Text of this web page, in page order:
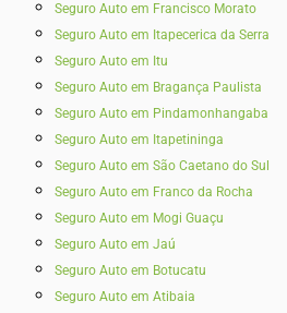
Seguro Auto em Francisco Morato
Seguro Auto em Itapecerica da Serra
Seguro Auto em Itu
Seguro Auto em Bragança Paulista
Seguro Auto em Pindamonhangaba
Seguro Auto em Itapetininga
Seguro Auto em São Caetano do Sul
Seguro Auto em Franco da Rocha
Seguro Auto em Mogi Guaçu
Seguro Auto em Jaú
Seguro Auto em Botucatu
Seguro Auto em Atibaia